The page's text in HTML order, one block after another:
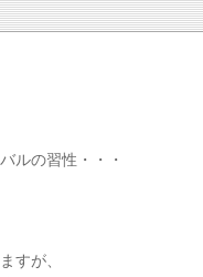
ルの習性・・・
すが、